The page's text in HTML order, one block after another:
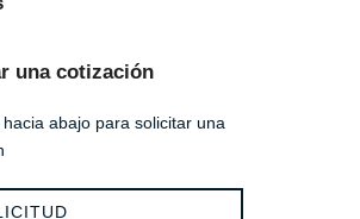
una cotización
hacia abajo para solicitar una